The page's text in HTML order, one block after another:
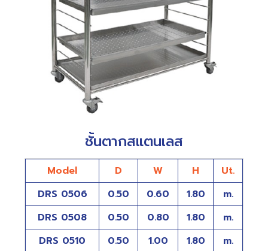
ชั้นตากสแตนเลส
Model D W H
Ut.
DRS 0506
0.50 0.60 1.80
m.
DRS 0508
0.50 0.80 1.80
m.
DRS 0510
0.50 1.00 1.80
m.